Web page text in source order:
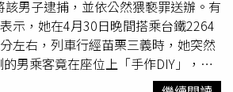
車除了提升座椅舒適度與車廂安靜
統及無障礙空間，盼改善整體乘車品
次共有313列次調整超過5分鐘，民
搭車時間。新版時刻表將於5月11日
e訂通」APP及各車站公告，團體訂
男子逮捕，並依公然猥褻罪送辦。有
示，她在4月30日晚間搭乘台鐵2264
左右，列車行經苗栗三義時，她突然
男乘客竟在座位上「手作DIY」，她
子才趕緊將「小鳥」收起來。原PO